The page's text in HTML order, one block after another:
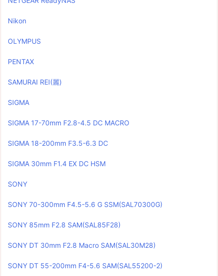
Nikon
OLYMPUS
PENTAX
SAMURAI REI(麗)
SIGMA
SIGMA 17-70mm F2.8-4.5 DC MACRO
SIGMA 18-200mm F3.5-6.3 DC
SIGMA 30mm F1.4 EX DC HSM
SONY
SONY 70-300mm F4.5-5.6 G SSM(SAL70300G)
SONY 85mm F2.8 SAM(SAL85F28)
SONY DT 30mm F2.8 Macro SAM(SAL30M28)
SONY DT 55-200mm F4-5.6 SAM(SAL55200-2)